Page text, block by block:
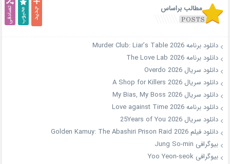
مطالب براساس
دانلود برنامه Murder Club: Liar’s Table 2026
دانلود برنامه The Love Lab 2026
دانلود سریال Overdo 2026
دانلود سریال A Shop for Killers 2026
دانلود سریال My Bias, My Boss 2026
دانلود برنامه Love against Time 2026
دانلود سریال 25Years of You 2026
دانلود فیلم Golden Kamuy: The Abashiri Prison Raid 2026
بیوگرافی Jung So-min
بیوگرافی Yoo Yeon-seok